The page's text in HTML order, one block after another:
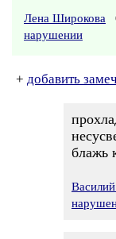
Лена Широкова
нарушении
+ добавить
блажь